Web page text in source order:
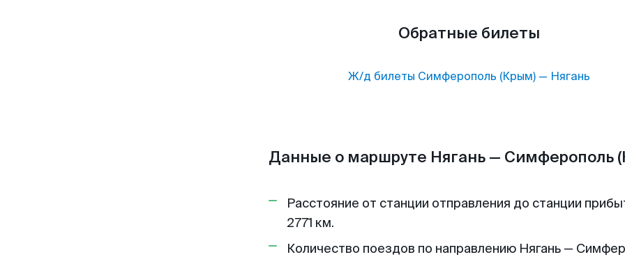
Обратные билеты
Ж/д билеты Симферополь (Крым)— Нягань
Данные о маршруте Нягань — Симферополь
Расстояние от станции отправления до станции
2771 км.
Количество поездов по направлению Нягань —